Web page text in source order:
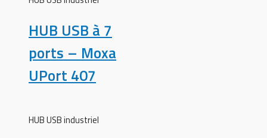
HUB USB à 7
ports – Moxa
UPort 407
HUB USB industriel